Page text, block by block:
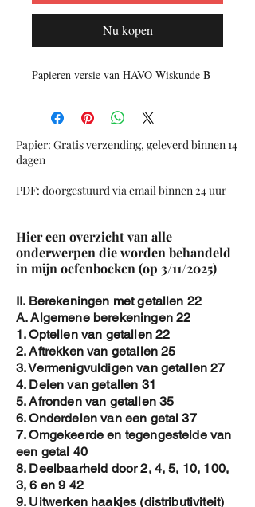
Nu kopen
Papieren versie van HAVO Wiskunde B
Papier: Gratis verzending, geleverd binnen 14
dagen
PDF: doorgestuurd via email binnen 24 uur
Hier een overzicht van alle
onderwerpen die worden behandeld
in mijn oefenboeken (op 3/11/2025)
II. Berekeningen met getallen 22
A. Algemene berekeningen 22
1. Optellen van getallen 22
2. Aftrekken van getallen 25
3. Vermenigvuldigen van getallen 27
4. Delen van getallen 31
5. Afronden van getallen 35
6. Onderdelen van een getal 37
7. Omgekeerde en tegengestelde van
een getal 40
8. Deelbaarheid door 2, 4, 5, 10, 100,
3, 6 en 9 42
9. Uitwerken haakjes (distributiviteit)